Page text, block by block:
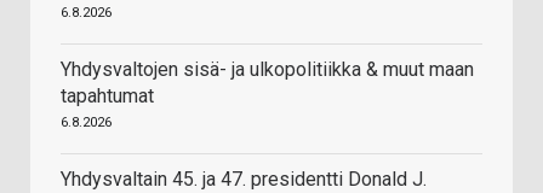
6.8.2026
Yhdysvaltojen sisä- ja ulkopolitiikka & muut maan
tapahtumat
6.8.2026
Yhdysvaltain 45. ja 47. presidentti Donald J.